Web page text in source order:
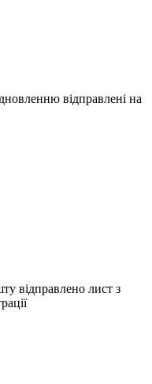
відправлені на
відправлено лист з